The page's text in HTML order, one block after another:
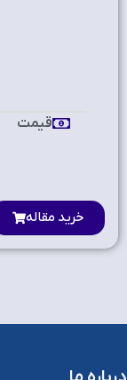
قیمت
خرید مقاله